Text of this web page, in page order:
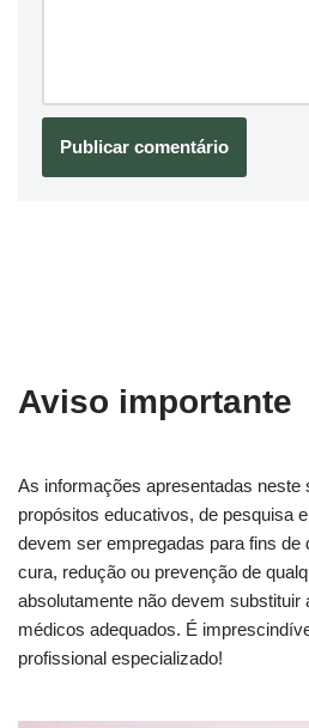
Aviso importante
As informações apresentadas
propósitos educativos, de pesquisa
devem ser empregadas para fins de
cura, redução ou prevenção de
absolutamente não devem substituir
médicos adequados. É
profissional especializado!